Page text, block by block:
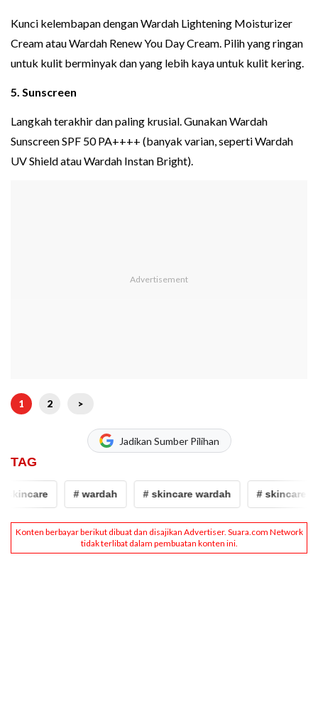
Kunci kelembapan dengan Wardah Lightening Moisturizer
Cream atau Wardah Renew You Day Cream. Pilih yang ringan
untuk kulit berminyak dan yang lebih kaya untuk kulit kering.
5. Sunscreen
Langkah terakhir dan paling krusial. Gunakan Wardah
Sunscreen SPF 50 PA++++ (banyak varian, seperti Wardah
UV Shield atau Wardah Instan Bright).
1 2 >
Jadikan Sumber Pilihan
TAG
# wardah # skincare wardah # skincare